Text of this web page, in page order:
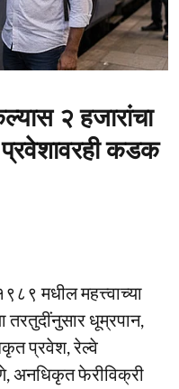
२ हजारांचा
कडक
मधील महत्त्वाच्या
तरतुदींनुसार धूम्रपान,
प्रवेश, रेल्वे
अनधिकृत फेरीविक्री